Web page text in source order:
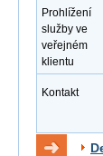
Prohlížení
služby ve
veřejném
klientu
Kontakt